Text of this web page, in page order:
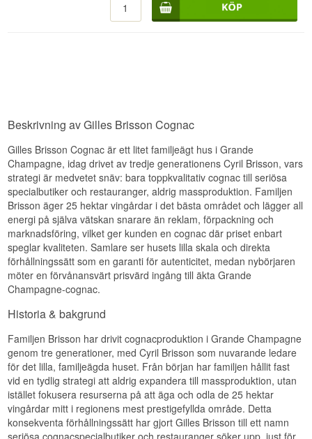
Alc. styrka: 40%
Beskrivning av Gilles Brisson Cognac
Gilles Brisson Cognac är ett litet familjeägt hus i Grande
Champagne, idag drivet av tredje generationens Cyril Brisson, vars
strategi är medvetet snäv: bara toppkvalitativ cognac till seriösa
specialbutiker och restauranger, aldrig massproduktion. Familjen
Brisson äger 25 hektar vingårdar i det bästa området och lägger all
energi på själva vätskan snarare än reklam, förpackning och
marknadsföring, vilket ger kunden en cognac där priset enbart
speglar kvaliteten. Samlare ser husets lilla skala och direkta
förhållningssätt som en garanti för autenticitet, medan nybörjaren
möter en förvånansvärt prisvärd ingång till äkta Grande
Champagne-cognac.
Historia & bakgrund
Familjen Brisson har drivit cognacproduktion i Grande Champagne
genom tre generationer, med Cyril Brisson som nuvarande ledare
för det lilla, familjeägda huset. Från början har familjen hållit fast
vid en tydlig strategi att aldrig expandera till massproduktion, utan
istället fokusera resurserna på att äga och odla de 25 hektar
vingårdar mitt i regionens mest prestigefyllda område. Detta
konsekventa förhållningssätt har gjort Gilles Brisson till ett namn